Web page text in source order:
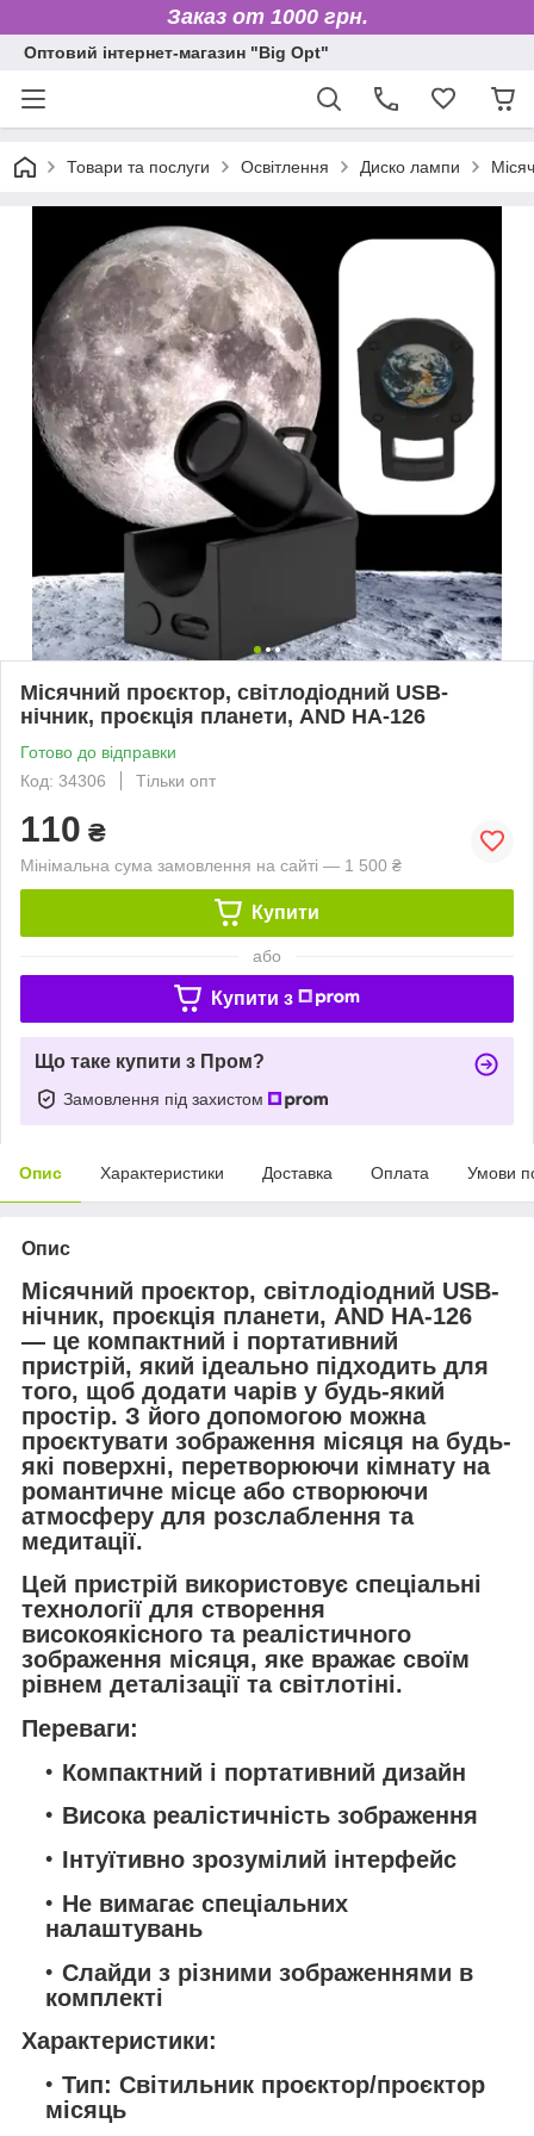
Заказ от 1000 грн.
Оптовий інтернет-магазин "Big Opt"
Товари та послуги Освітлення Диско лампи
Місячний проєктор, світлодіодний USB-
нічник, проєкція планети, AND HA-126
Готово до відправки
Код: 34306
Тільки опт
110 ₴
Мінімальна сума замовлення на сайті — 1 500 ₴
Купити
або
Купити з
Що таке купити з Пром?
Замовлення під захистом
Опис Характеристики Доставка Оплата Умови
Опис
Місячний проєктор, світлодіодний USB-
нічник, проєкція планети, AND HA-126
— це компактний і портативний
пристрій, який ідеально підходить для
того, щоб додати чарів у будь-який
простір. З його допомогою можна
проєктувати зображення місяця на будь-
які поверхні, перетворюючи кімнату на
романтичне місце або створюючи
атмосферу для розслаблення та
медитації.
Цей пристрій використовує спеціальні
технології для створення
високоякісного та реалістичного
зображення місяця, яке вражає своїм
рівнем деталізації та світлотіні.
Переваги:
Компактний і портативний дизайн
Висока реалістичність зображення
Інтуїтивно зрозумілий інтерфейс
Не вимагає спеціальних
налаштувань
Слайди з різними зображеннями в
комплекті
Характеристики:
Тип: Світильник проєктор/проєктор
місяць